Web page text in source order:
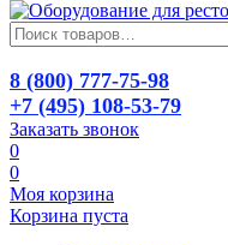
8 (800) 777-75-98
+7 (495) 108-53-79
Заказать звонок
0
0
Моя корзина
Корзина пуста